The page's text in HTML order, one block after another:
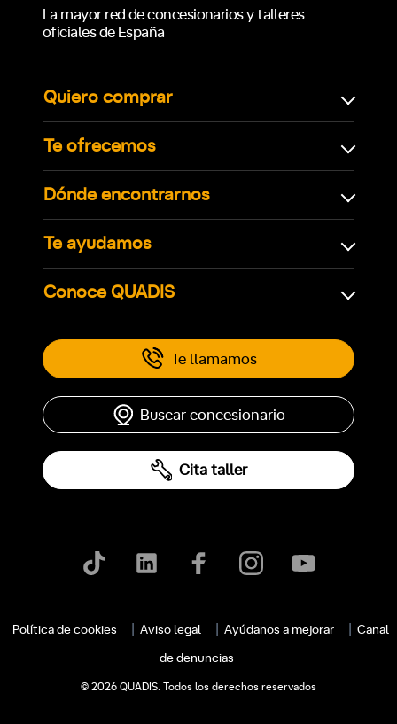
La mayor red de concesionarios y talleres
oficiales de España
Quiero comprar
Te ofrecemos
Dónde encontrarnos
Te ayudamos
Conoce QUADIS
Te llamamos
Buscar concesionario
Cita taller
Política de cookies Aviso legal Ayúdanos a mejorar Canal
de denuncias
© 2026 QUADIS. Todos los derechos reservados